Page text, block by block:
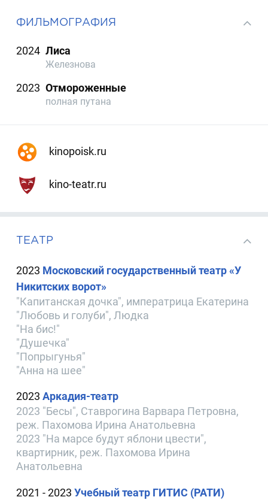
ФИЛЬМОГРАФИЯ
2024 Лиса
Железнова
2023 Отмороженные
полная путана
kinopoisk.ru
kino-teatr.ru
ТЕАТР
2023 Московский государственный театр «У
Никитских ворот»
"Капитанская дочка", императрица Екатерина
"Любовь и голуби", Людка
"На бис!"
"Душечка"
"Попрыгунья"
"Анна на шее"
2023Аркадия-театр
2023 "Бесы", Ставрогина Варвара Петровна,
реж. Пахомова Ирина Анатольевна
2023 "На марсе будут яблони цвести",
квартирник, реж. Пахомова Ирина
Анатольевна
2021 - 2023Учебный театр ГИТИС (РАТИ)